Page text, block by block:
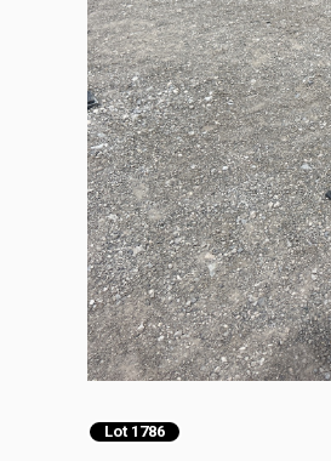
Lot 1786